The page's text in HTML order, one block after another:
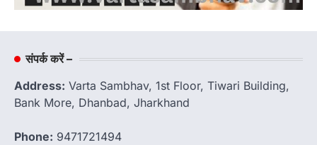
संपर्क करें –
Address: Varta Sambhav, 1st Floor, Tiwari Building,
Bank More, Dhanbad, Jharkhand
Phone: 9471721494